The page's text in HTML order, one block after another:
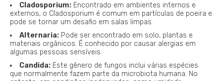
Cladosporium: Encontrado em ambientes internos e
externos, o Cladosporium é comum em partículas de poeira e
pode se tornar um desafio em salas limpas.
Alternaria: Pode ser encontrado em solo, plantas e
materiais orgânicos. É conhecido por causar alergias em
algumas pessoas sensíveis.
Candida: Este gênero de fungos inclui várias espécies
que normalmente fazem parte da microbiota humana. No